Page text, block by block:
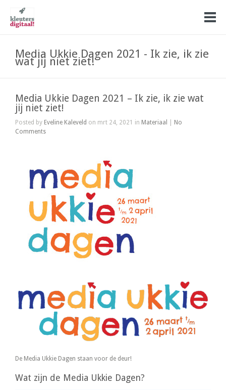
Media Ukkie Dagen 2021 - Ik zie, ik zie
wat jij niet ziet!
Media Ukkie Dagen 2021 – Ik zie, ik zie wat
jij niet ziet!
Posted by Eveline Kaleveld on mrt 24, 2021 in Materiaal
No
Comments
De Media Ukkie Dagen staan voor de deur!
Wat zijn de Media Ukkie Dagen?